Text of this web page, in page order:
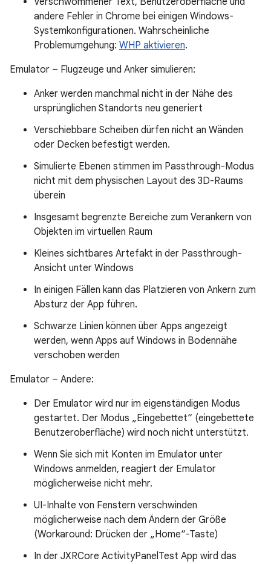
andere Fehler in Chrome bei einigen Windows-
Systemkonfigurationen. Wahrscheinliche
Problemumgehung: WHP aktivieren.
Emulator – Flugzeuge und Anker simulieren:
Anker werden manchmal nicht in der Nähe des
ursprünglichen Standorts neu generiert
Verschiebbare Scheiben dürfen nicht an Wänden
oder Decken befestigt werden.
Simulierte Ebenen stimmen im Passthrough-Modus
nicht mit dem physischen Layout des 3D-Raums
überein
Insgesamt begrenzte Bereiche zum Verankern von
Objekten im virtuellen Raum
Kleines sichtbares Artefakt in der Passthrough-
Ansicht unter Windows
In einigen Fällen kann das Platzieren von Ankern zum
Absturz der App führen.
Schwarze Linien können über Apps angezeigt
werden, wenn Apps auf Windows in Bodennähe
verschoben werden
Emulator – Andere:
Der Emulator wird nur im eigenständigen Modus
gestartet. Der Modus „Eingebettet“ (eingebettete
Benutzeroberfläche) wird noch nicht unterstützt.
Wenn Sie sich mit Konten im Emulator unter
Windows anmelden, reagiert der Emulator
möglicherweise nicht mehr.
UI-Inhalte von Fenstern verschwinden
möglicherweise nach dem Ändern der Größe
(Workaround: Drücken der „Home“-Taste)
In der JXRCore ActivityPanelTest App wird das